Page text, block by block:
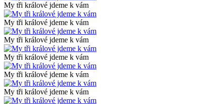
My tři králové jdeme k vám
My tři králové jdeme k vám
My tři králové jdeme k vám
My tři králové jdeme k vám
My tři králové jdeme k vám
My tři králové jdeme k vám